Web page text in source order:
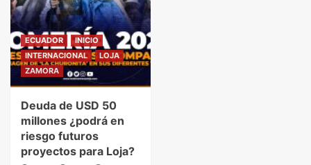
ECUADOR
INICIO
INTERNACIONAL
LOJA
ZAMORA
Deuda de USD 50
millones ¿podrá en
riesgo futuros
proyectos para Loja?